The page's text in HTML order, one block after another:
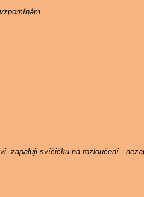
zapaluji svíčičku na rozloučení..